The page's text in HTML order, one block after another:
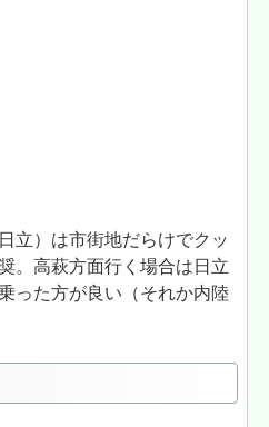
立）は市街地だらけでクッ
。高萩方面行く場合は日立
った方が良い（それか内陸